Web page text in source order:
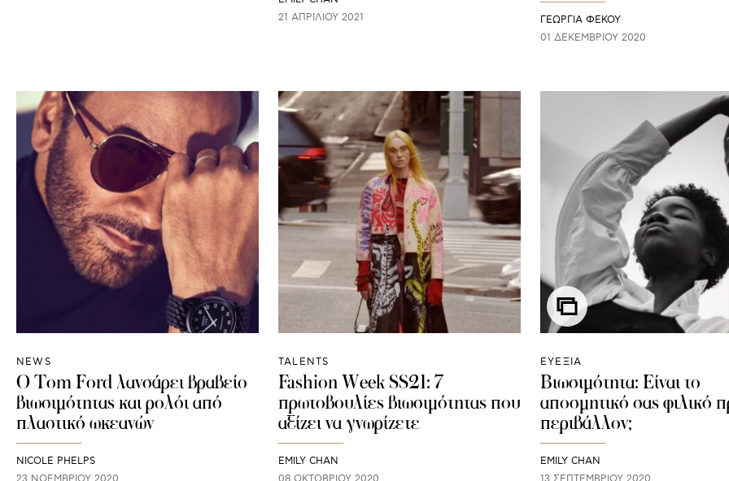
21 ΑΠΡΙΛΊΟΥ 2021
ΓΕΩΡΓΙΑ ΦΕΚΟΥ
01 ΔΕΚΕΜΒΡΊΟΥ 2020
NEWS
Ο Tom Ford λανσάρει βραβείο
βιωσιμότητας και ρολόι από
πλαστικό ωκεανών
NICOLE PHELPS
TALENTS
Fashion Week SS21: 7
πρωτοβουλίες βιωσιμότητας που
αξίζει να γνωρίζετε
EMILY CHAN
ΕΥΕΞΙΑ
Βιωσιμότητα: Είναι το
αποσμητικό σας φιλικό
περιβάλλον;
EMILY CHAN